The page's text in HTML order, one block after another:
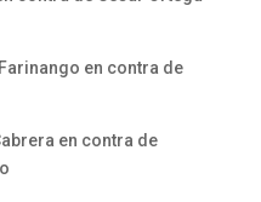
en contra de
en contra de